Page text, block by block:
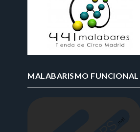
MALABARISMO FUNCIONAL